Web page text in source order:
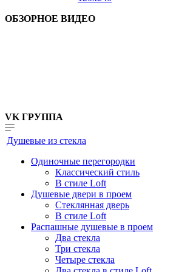
ОБЗОРНОЕ ВИДЕО
VK ГРУППА
Душевые из стекла
Одиночные перегородки
Классический стиль
В стиле Loft
Душевые двери в проем
Стеклянная дверь
В стиле Loft
Распашные душевые в проем
Два стекла
Три стекла
Четыре стекла